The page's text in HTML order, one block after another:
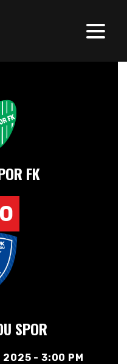
FK
SPOR
2025 - 3:00 PM